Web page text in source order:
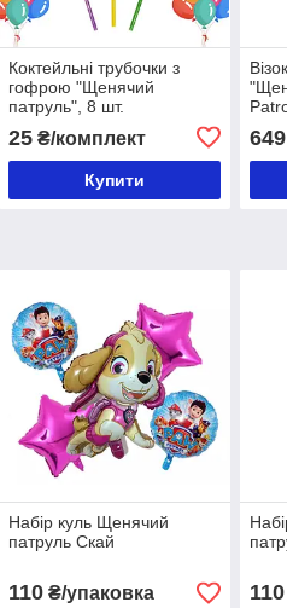
Коктейльні трубочки з
гофрою "Щенячий
патруль", 8 шт.
25₴/комплект
Купити
649
Набір куль Щенячий
патруль Скай
110₴/упаковка 110